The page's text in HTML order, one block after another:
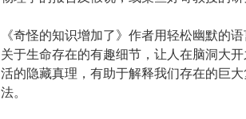
《奇怪的知识增加了》作者用轻松幽默的
关于生命存在的有趣细节，让人在脑洞大
活的隐藏真理，有助于解释我们存在的巨
法。